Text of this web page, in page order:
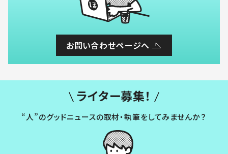
お問い合わせページへ
ライター募集！
“人”のグッドニュースの取材・執筆をしてみませんか？